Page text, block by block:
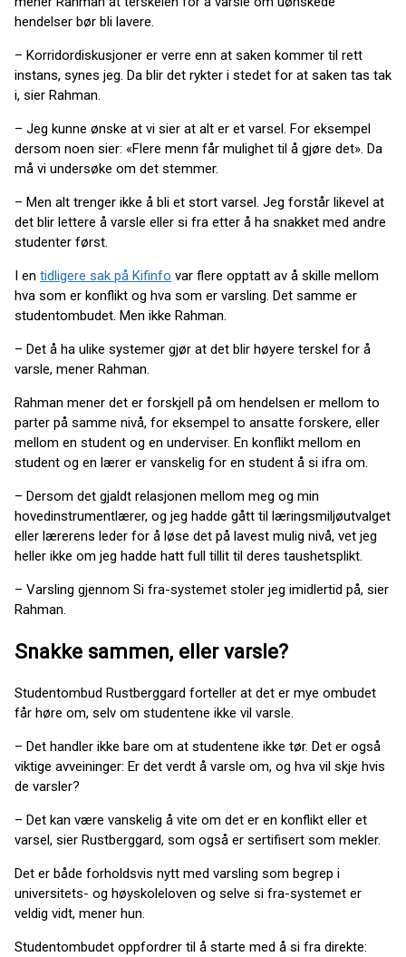
hendelser bør bli lavere.
– Korridordiskusjoner er verre enn at saken kommer til rett
instans, synes jeg. Da blir det rykter i stedet for at saken tas tak
i, sier Rahman.
– Jeg kunne ønske at vi sier at alt er et varsel. For eksempel
dersom noen sier: «Flere menn får mulighet til å gjøre det». Da
må vi undersøke om det stemmer.
– Men alt trenger ikke å bli et stort varsel. Jeg forstår likevel at
det blir lettere å varsle eller si fra etter å ha snakket med andre
studenter først.
I en tidligere sak på Kifinfo var flere opptatt av å skille mellom
hva som er konflikt og hva som er varsling. Det samme er
studentombudet. Men ikke Rahman.
– Det å ha ulike systemer gjør at det blir høyere terskel for å
varsle, mener Rahman.
Rahman mener det er forskjell på om hendelsen er mellom to
parter på samme nivå, for eksempel to ansatte forskere, eller
mellom en student og en underviser. En konflikt mellom en
student og en lærer er vanskelig for en student å si ifra om.
– Dersom det gjaldt relasjonen mellom meg og min
hovedinstrumentlærer, og jeg hadde gått til læringsmiljøutvalget
eller lærerens leder for å løse det på lavest mulig nivå, vet jeg
heller ikke om jeg hadde hatt full tillit til deres taushetsplikt.
– Varsling gjennom Si fra-systemet stoler jeg imidlertid på, sier
Rahman.
Snakke sammen, eller varsle?
Studentombud Rustberggard forteller at det er mye ombudet
får høre om, selv om studentene ikke vil varsle.
– Det handler ikke bare om at studentene ikke tør. Det er også
viktige avveininger: Er det verdt å varsle om, og hva vil skje hvis
de varsler?
– Det kan være vanskelig å vite om det er en konflikt eller et
varsel, sier Rustberggard, som også er sertifisert som mekler.
Det er både forholdsvis nytt med varsling som begrep i
universitets- og høyskoleloven og selve si fra-systemet er
veldig vidt, mener hun.
Studentombudet oppfordrer til å starte med å si fra direkte: